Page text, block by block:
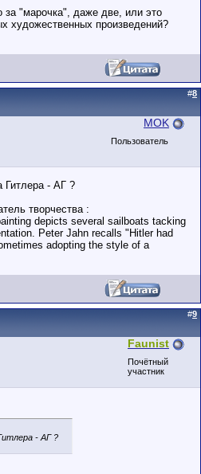
за "марочка", даже две, или это
художественных произведений?
#8
MOK
Пользователь
Гитлера - АГ ?
творчества :
depicts several sailboats tacking
Peter Jahn recalls "Hitler had
adopting the style of a
#9
Faunist
Почётный
участник
- АГ ?